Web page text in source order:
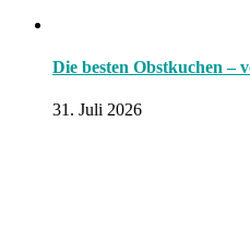
Die besten Obstkuchen –
31. Juli 2026